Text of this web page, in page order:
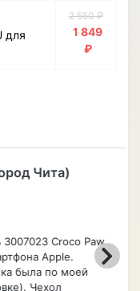
для
2 550 ₽
1 849
₽
Чита)
Croco Paw.
Apple.
была по моей
Чехол